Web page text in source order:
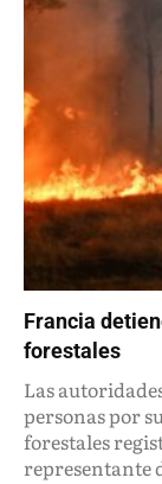
Francia
forestales
Las
personas por
forestales
representante